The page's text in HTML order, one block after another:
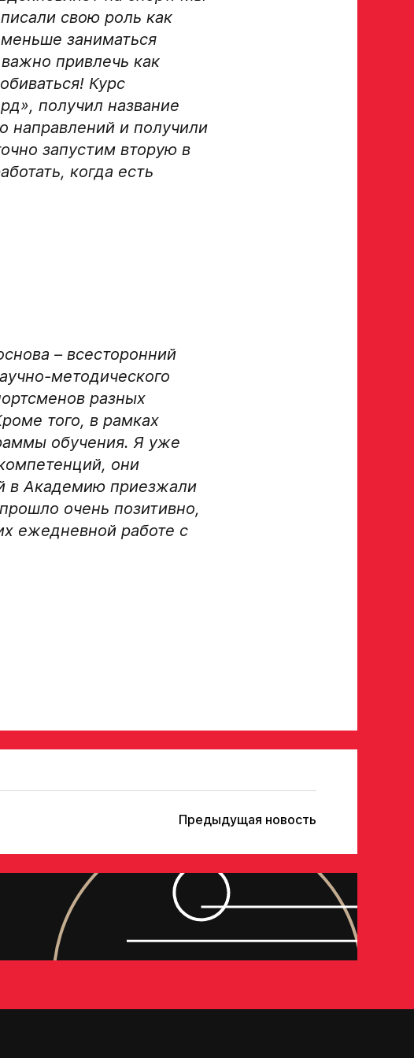
свою роль как
заниматься
привлечь как
Курс
получил название
направлений и получили
запустим вторую в
когда есть
– всесторонний
методического
разных
того, в рамках
обучения. Я уже
они
в Академию приезжали
очень позитивно,
ежедневной работе с
Предыдущая новость
смен в двух крайних играх
ответа ссылку на облачное хранилище, на которое загружены
данных Ассоциации ХК Авангард
заявка попадает в базу скаутского отдела Академии
ответа с законным представителем игрока
в заявке номеру!
Отправить